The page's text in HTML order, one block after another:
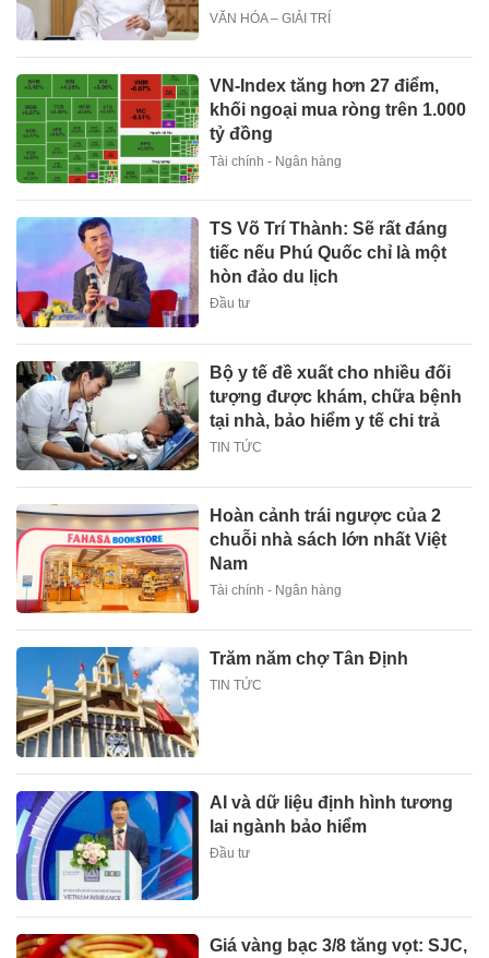
VĂN HÓA – GIẢI TRÍ
VN-Index tăng hơn 27 điểm,
khối ngoại mua ròng trên 1.000
tỷ đồng
Tài chính - Ngân hàng
TS Võ Trí Thành: Sẽ rất đáng
tiếc nếu Phú Quốc chỉ là một
hòn đảo du lịch
Đầu tư
Bộ y tế đề xuất cho nhiều đối
tượng được khám, chữa bệnh
tại nhà, bảo hiểm y tế chi trả
TIN TỨC
Hoàn cảnh trái ngược của 2
chuỗi nhà sách lớn nhất Việt
Nam
Tài chính - Ngân hàng
Trăm năm chợ Tân Định
TIN TỨC
AI và dữ liệu định hình tương
lai ngành bảo hiểm
Đầu tư
Giá vàng bạc 3/8 tăng vọt: SJC,